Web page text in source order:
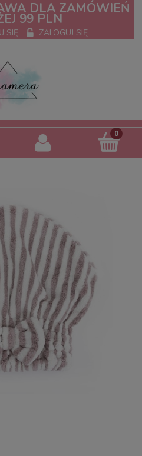
DLA ZAMÓWIEŃ
99 PLN
SIĘ ZALOGUJ SIĘ